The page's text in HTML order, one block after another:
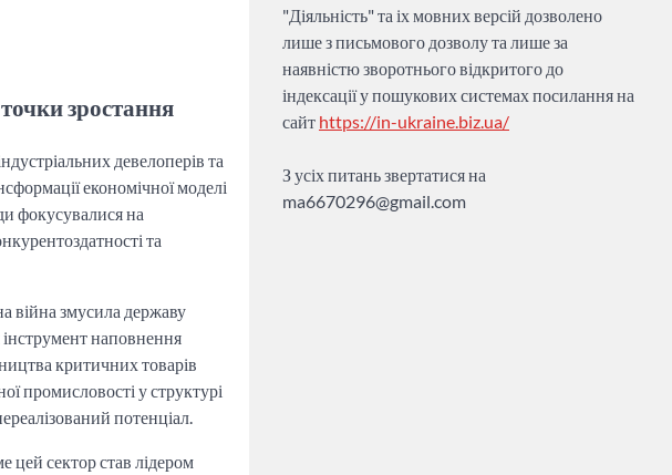
зростання
девелоперів та
економічної моделі
фокусувалися на
та
війна змусила державу
інструмент наповнення
критичних товарів
промисловості у структурі
потенціал.
цей сектор став лідером
"Діяльність" та іх мовних версій дозволено
лише з письмового дозволу та лише за
наявністю зворотнього відкритого до
індексації у пошукових системах посилання на
сайт https://in-ukraine.biz.ua/
З усіх питань звертатися на
ma6670296@gmail.com